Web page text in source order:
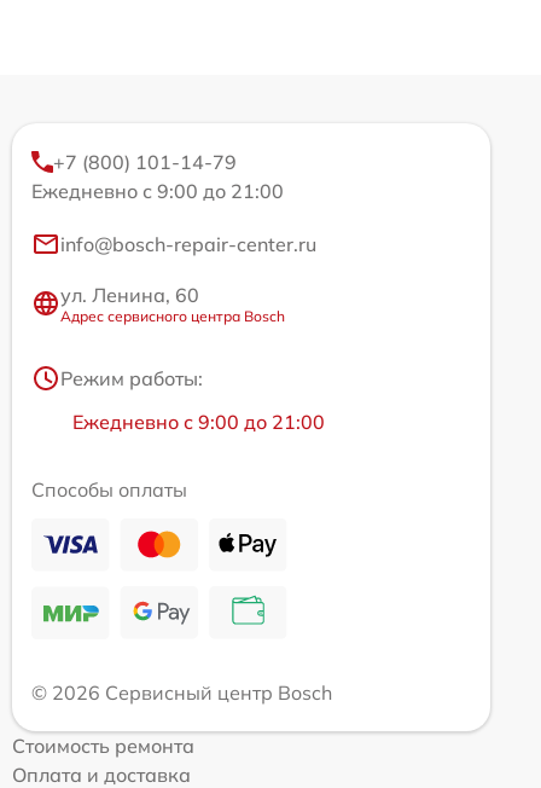
+7 (800) 101-14-79
Ежедневно с 9:00 до 21:00
info@bosch-repair-center.ru
ул. Ленина, 60
Адрес сервисного центра Bosch
Режим работы:
Ежедневно с 9:00 до 21:00
Способы оплаты
© 2026 Сервисный центр Bosch
Стоимость ремонта
Оплата и доставка